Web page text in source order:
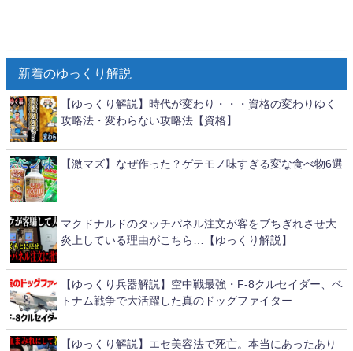
新着のゆっくり解説
【ゆっくり解説】時代が変わり・・・資格の変わりゆく
攻略法・変わらない攻略法【資格】
【激マズ】なぜ作った？ゲテモノ味すぎる変な食べ物6選
マクドナルドのタッチパネル注文が客をブちぎれさせ大
炎上している理由がこちら…【ゆっくり解説】
【ゆっくり兵器解説】空中戦最強・F-8クルセイダー、ベ
トナム戦争で大活躍した真のドッグファイター
【ゆっくり解説】エセ美容法で死亡。本当にあったあり